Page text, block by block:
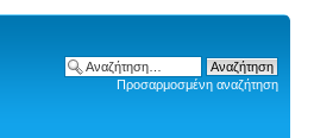
Προσαρμοσμένη αναζήτηση